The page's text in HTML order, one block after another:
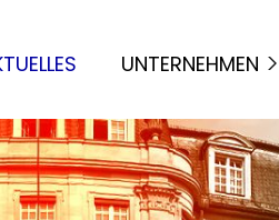
UNTERNEHMEN